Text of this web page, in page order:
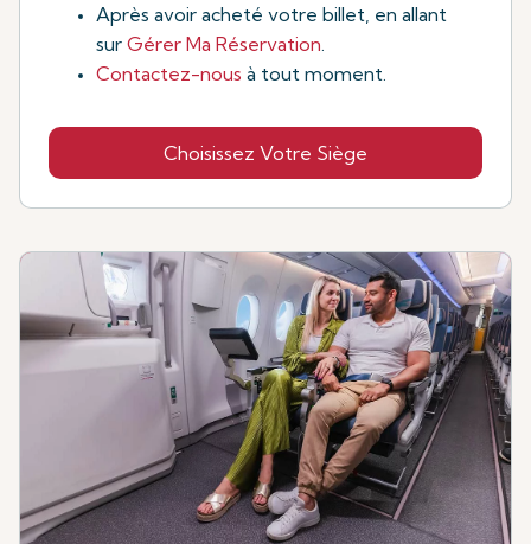
Après avoir acheté votre billet, en allant
sur Gérer Ma Réservation
Contactez-nous à tout moment.
Choisissez Votre Siège